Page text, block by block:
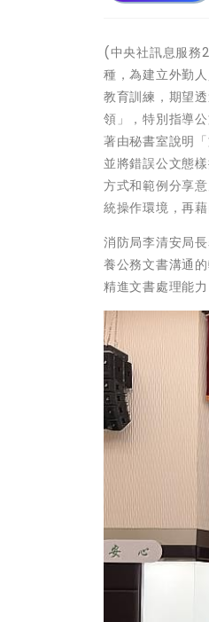
(中央社訊息服務
種，為建立外勤
教育訓練，期望
領」，特別指導
著由秘書室說明
並將錯誤公文態
方式和範例分享
統操作環境，再
消防局李清安局
養公務文書溝通
精進文書處理能